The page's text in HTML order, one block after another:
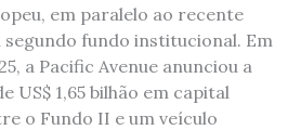
em paralelo ao recente
fundo institucional. Em
a Pacific Avenue anunciou a
US$ 1,65 bilhão em capital
o Fundo II e um veículo